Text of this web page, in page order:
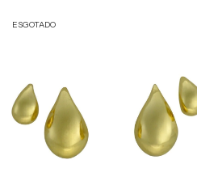
ESGOTADO